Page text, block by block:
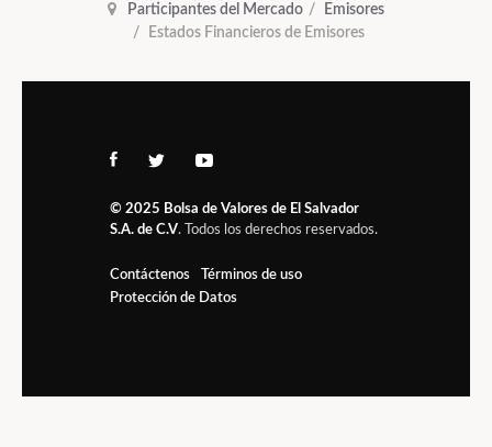
Participantes del Mercado
Emisores
Estados Financieros de Emisores
© 2025 Bolsa de Valores de El Salvador
S.A. de C.V. Todos los derechos reservados.
Contáctenos
Términos de uso
Protección de Datos